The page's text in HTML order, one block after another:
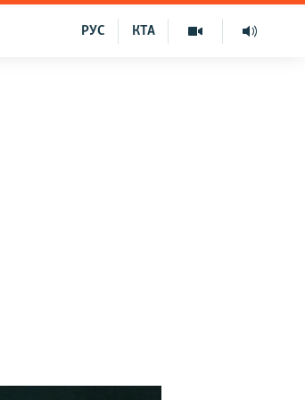
КТА
РУС